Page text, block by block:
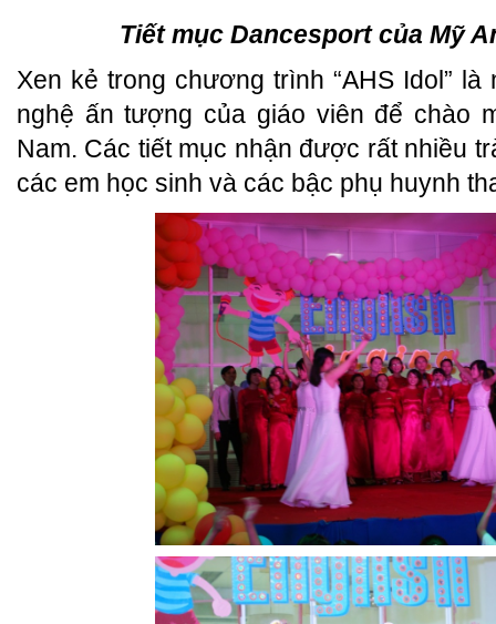
Tiết mục Dancesport của Mỹ
Xen kẻ trong chương trình “AHS Idol”
nghệ ấn tượng của giáo viên để chào
Nam. Các tiết mục nhận được rất nhiều
các em học sinh và các bậc phụ huynh